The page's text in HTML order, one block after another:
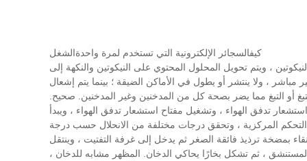
كيفالسجائر الإلكترونية التي تستخدم لمرة واحدةالشغل
، ويتم تحويل المحلول المحتوي على النيكوتين والنكهة إلى
، ولا ينتشر أو يطول في الأماكن الضيقة ؛ بينما يتم إشعال
أو التبغ مما يضر بصحة كل من المدخنين وغير المدخنين. صحيح.
تدفق الهواء ، وتشغيل مفتاح استشعار تدفق الهواء ، ويبدأ
المركزية ، وتحقق درجات مختلفة من الانحلال حسب درجة
بمضخة ترذيذ فائقة الصغر ثم يدخل إلى غرفة التفتيت ، وينتقل
التي يبلغ حجمها حوالي -1.5 ميكرومتر في رذاذ مع تدفق الهواء المستنشق ، ثم تشكل بخارًا يحاكي الدخان. المظهر مشابه للدخان ،